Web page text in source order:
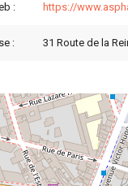
: https://
: 31 Route de la